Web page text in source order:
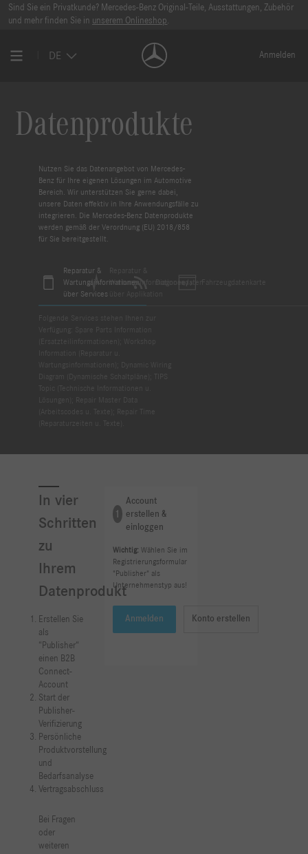
Sind Sie ein Privatkunde? Mercedes-Benz Original-Teile, Ausstattungen, Zubehör
und mehr finden Sie in unserem Onlineshop.
DE Anmelden
Datenprodukte
Nutzen Sie das Datenangebot von Mercedes-
Benz für Ihre eigenen Lösungen im Automotive
Bereich. Wir unterstützen Sie gerne dabei,
unsere Daten effektiv in Ihre Anwendungsfälle zu
integrieren. Die Mercedes-Benz Datenprodukte
werden gemäß der Verordnung (EU) 2018/858
für Sie bereitgestellt.
Reparatur &
Wartungsinformationen
über Services
Wartungsinformationen
In vier
Schritten
zu
Ihrem
Datenprodukt
Erstellen Sie
als
“Publisher“
einen B2B
Connect-
Account
Start der
Publisher-
Verifizierung
Persönliche
Produktvorstellung
und
Bedarfsanalyse
Vertragsabschluss
Bei Fragen
oder
weiteren
1
Account
erstellen &
einloggen
Wichtig: Wählen Sie im
Registrierungsformular
"Publisher" als
Unternehmenstyp aus!
Anmelden Konto erstellen